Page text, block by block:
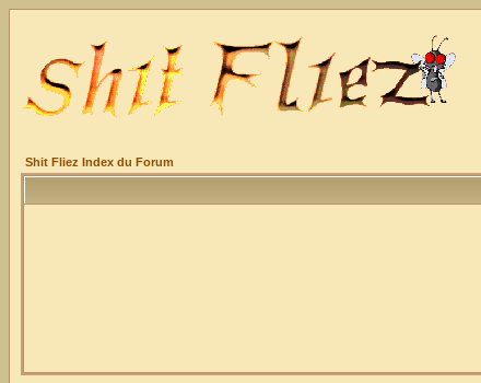
Shit Fliez Index du Forum